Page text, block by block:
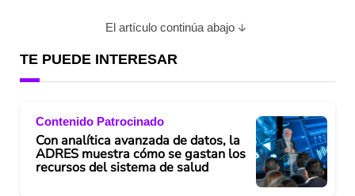
El artículo continúa abajo
TE PUEDE INTERESAR
Contenido Patrocinado
Con analítica avanzada de datos, la
ADRES muestra cómo se gastan los
recursos del sistema de salud